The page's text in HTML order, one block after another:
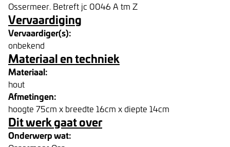
Ossermeer. Betreft jc 0046 A tm Z
Vervaardiging
Vervaardiger(s):
onbekend
Materiaal en techniek
Materiaal:
hout
Afmetingen:
hoogte 75cm x breedte 16cm x diepte 14cm
Dit werk gaat over
Onderwerp wat: